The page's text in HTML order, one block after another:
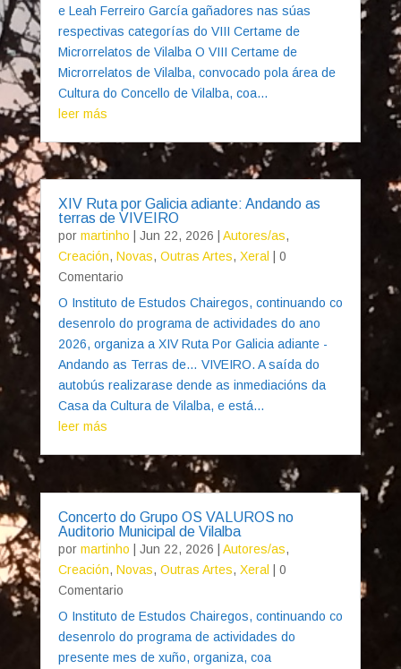
e Leah Ferreiro García gañadores nas súas
respectivas categorías do VIII Certame de
Microrrelatos de Vilalba O VIII Certame de
Microrrelatos de Vilalba, convocado pola área de
Cultura do Concello de Vilalba, coa...
leer más
XIV Ruta por Galicia adiante: Andando as
terras de VIVEIRO
por martinho Jun 22, 2026 Autores/as,
Creación, Novas, Outras Artes, Xeral
| 0
Comentario
O Instituto de Estudos Chairegos, continuando co
desenrolo do programa de actividades do ano
2026, organiza a XIV Ruta Por Galicia adiante -
Andando as Terras de… VIVEIRO. A saída do
autobús realizarase dende as inmediacións da
Casa da Cultura de Vilalba, e está...
leer más
Concerto do Grupo OS VALUROS no
Auditorio Municipal de Vilalba
por martinho Jun 22, 2026 Autores/as,
Creación, Novas, Outras Artes, Xeral
| 0
Comentario
O Instituto de Estudos Chairegos, continuando co
desenrolo do programa de actividades do
presente mes de xuño, organiza, coa